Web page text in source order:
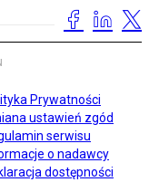
Prywatności
ustawień zgód
serwisu
o nadawcy
dostępności